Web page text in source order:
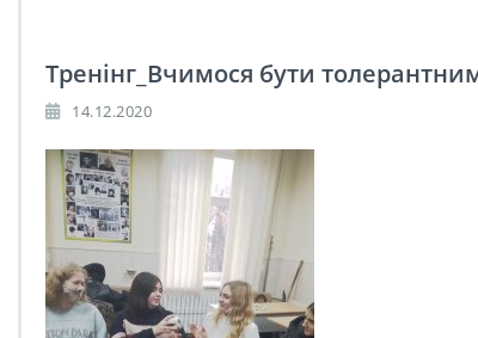
Тренінг_Вчимося бути
14.12.2020